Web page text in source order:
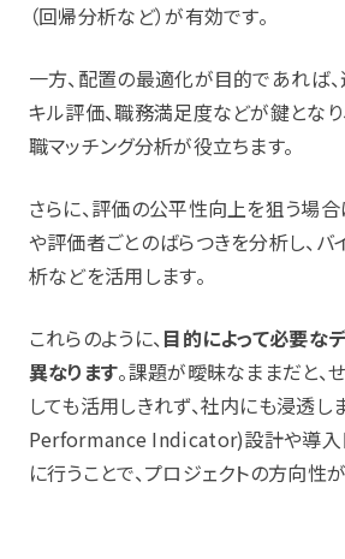
（回帰分析など）が有効です。
一方、配置の最適化が目的であれば
キル評価、職務満足度などが鍵となり
職マッチング分析が役立ちます。
さらに、評価の公平性向上を狙う場
や評価者ごとのばらつきを分析し、
析などを活用します。
これらのように、目的によって必要な
異なります。課題が曖昧なままだと、
しても活用しきれず、社内にも浸透し
Performance Indicator)設計や導入
に行うことで、プロジェクトの方向性